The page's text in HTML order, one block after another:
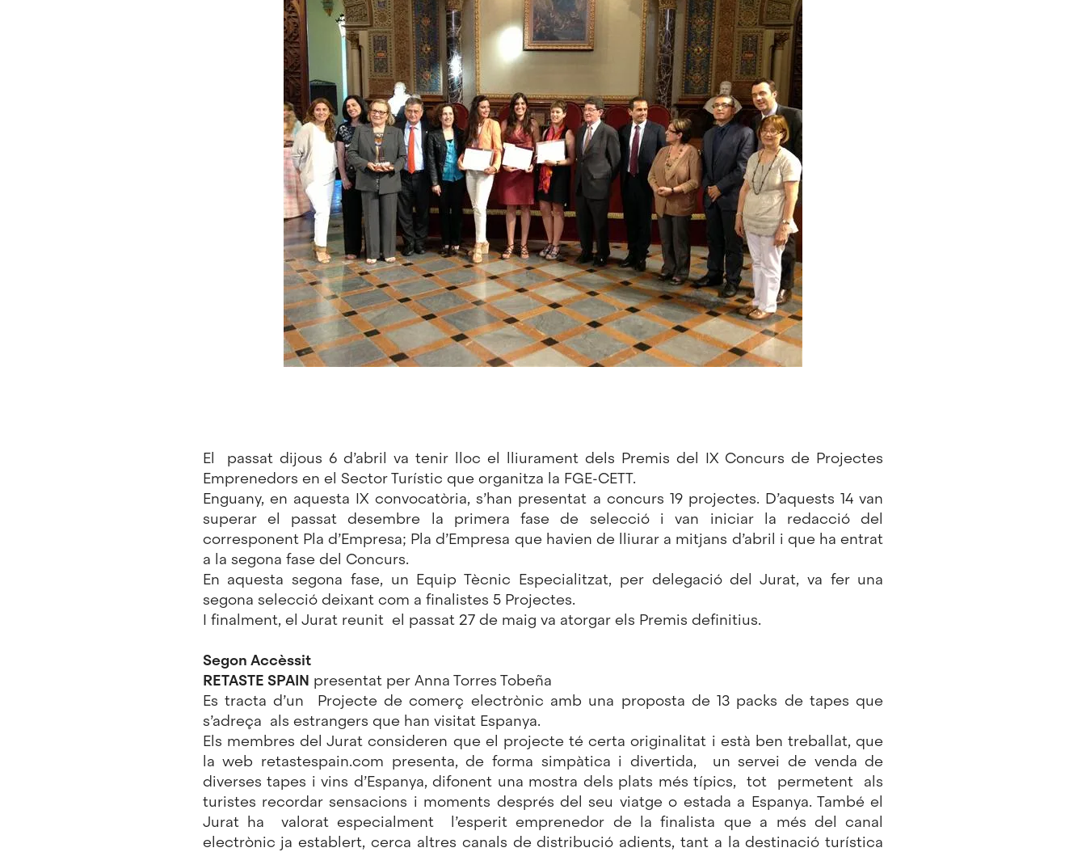
El passat dijous 6 d’abril va tenir lloc el lliurament dels Premis del IX Concurs de Projectes
Emprenedors en el Sector Turístic que organitza la FGE-CETT.
Enguany, en aquesta IX convocatòria, s’han presentat a concurs 19 projectes. D’aquests 14 van
superar el passat desembre la primera fase de selecció i van iniciar la redacció del
corresponent Pla d’Empresa; Pla d’Empresa que havien de lliurar a mitjans d’abril i que ha entrat
a la segona fase del Concurs.
En aquesta segona fase, un Equip Tècnic Especialitzat, per delegació del Jurat, va fer una
segona selecció deixant com a finalistes 5 Projectes.
I finalment, el Jurat reunit el passat 27 de maig va atorgar els Premis definitius.
Segon Accèssit
RETASTE SPAIN presentat per Anna Torres Tobeña
Es tracta d’un Projecte de comerç electrònic amb una proposta de 13 packs de tapes que
s’adreça als estrangers que han visitat Espanya.
Els membres del Jurat consideren que el projecte té certa originalitat i està ben treballat, que
la web retastespain.com presenta, de forma simpàtica i divertida, un servei de venda de
diverses tapes i vins d’Espanya, difonent una mostra dels plats més típics, tot permetent als
turistes recordar sensacions i moments després del seu viatge o estada a Espanya. També el
Jurat ha valorat especialment l’esperit emprenedor de la finalista que a més del canal
electrònic ja establert, cerca altres canals de distribució adients, tant a la destinació turística